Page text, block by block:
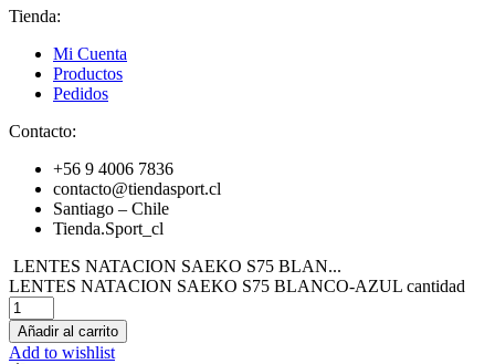
Tienda:
Mi Cuenta
Productos
Pedidos
Contacto:
+56 9 4006 7836
contacto@tiendasport.cl
Santiago – Chile
Tienda.Sport_cl
LENTES NATACION SAEKO S75 BLAN...
LENTES NATACION SAEKO S75 BLANCO-AZUL cantidad
Añadir al carrito
Add to wishlist